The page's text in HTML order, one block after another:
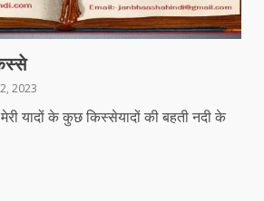
2023
यादों के कुछ किस्सेयादों की बहती नदी के